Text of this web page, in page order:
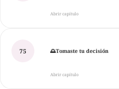
Abrir capítulo
75 🌅Tomaste tu decisión
Abrir capítulo